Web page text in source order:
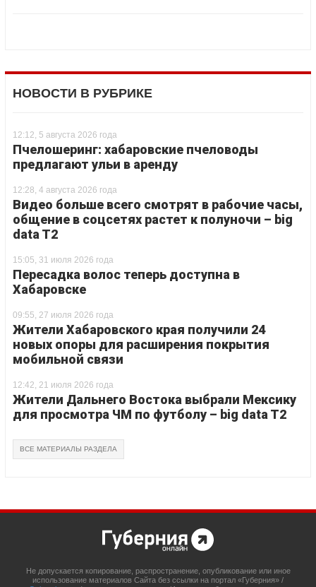
НОВОСТИ В РУБРИКЕ
12:12, 5 августа 2026 года
Пчелошеринг: хабаровские пчеловоды
предлагают ульи в аренду
12:28, 4 августа 2026 года
Видео больше всего смотрят в рабочие часы,
общение в соцсетях растет к полуночи – big
data T2
15:05, 31 июля 2026 года
Пересадка волос теперь доступна в
Хабаровске
09:55, 27 июля 2026 года
Жители Хабаровского края получили 24
новых опоры для расширения покрытия
мобильной связи
12:42, 21 июля 2026 года
Жители Дальнего Востока выбрали Мексику
для просмотра ЧМ по футболу – big data T2
ВСЕ МАТЕРИАЛЫ РАЗДЕЛА
Не допускается копирование, распространение, опубликование или иное
использование материалов Сайта без ссылки на портал «Губерния» /